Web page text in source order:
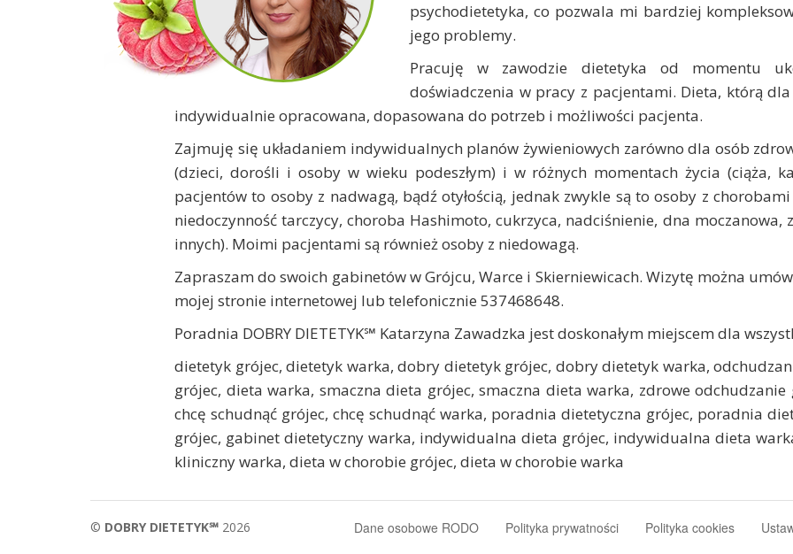
psychodietetyka, co pozwala mi bardziej
jego problemy.
Pracuję w zawodzie dietetyka od momentu
doświadczenia w pracy z pacjentami. Dieta, którą
indywidualnie opracowana, dopasowana do potrzeb i możliwości pacjenta.
Zajmuję się układaniem indywidualnych planów żywieniowych zarówno dla osób
(dzieci, dorośli i osoby w wieku podeszłym) i w różnych momentach życia (ciąża,
pacjentów to osoby z nadwagą, bądź otyłością, jednak zwykle są to osoby z
niedoczynność tarczycy, choroba Hashimoto, cukrzyca, nadciśnienie, dna
innych). Moimi pacjentami są również osoby z niedowagą.
Zapraszam do swoich gabinetów w Grójcu, Warce i Skierniewicach. Wizytę można
mojej stronie internetowej lub telefonicznie 537468648.
Poradnia DOBRY DIETETYK℠ Katarzyna Zawadzka jest doskonałym miejscem dla
dietetyk grójec, dietetyk warka, dobry dietetyk grójec, dobry dietetyk warka,
grójec, dieta warka, smaczna dieta grójec, smaczna dieta warka, zdrowe
chcę schudnąć grójec, chcę schudnąć warka, poradnia dietetyczna grójec, poradnia
grójec, gabinet dietetyczny warka, indywidualna dieta grójec, indywidualna dieta
kliniczny warka, dieta w chorobie grójec, dieta w chorobie warka
© DOBRY DIETETYK℠ 2026 Dane osobowe RODO Polityka prywatności Polityka cookies